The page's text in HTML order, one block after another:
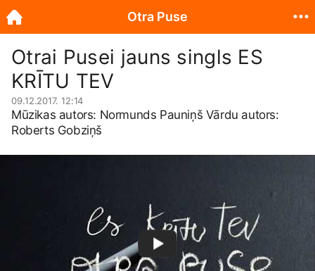
Otrai Pusei jauns singls ES
KRĪTU TEV
09.12.2017. 12:14
Mūzikas autors: Normunds Pauniņš Vārdu autors:
Roberts Gobziņš
Otra Puse